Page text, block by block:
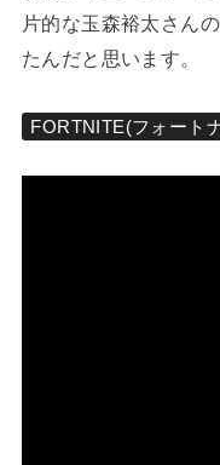
片的な玉森裕太さん
たんだと思います。
FORTNITE(フォート